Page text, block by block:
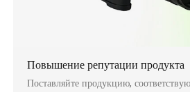
Повышение репутации продукта
Поставляйте продукцию,